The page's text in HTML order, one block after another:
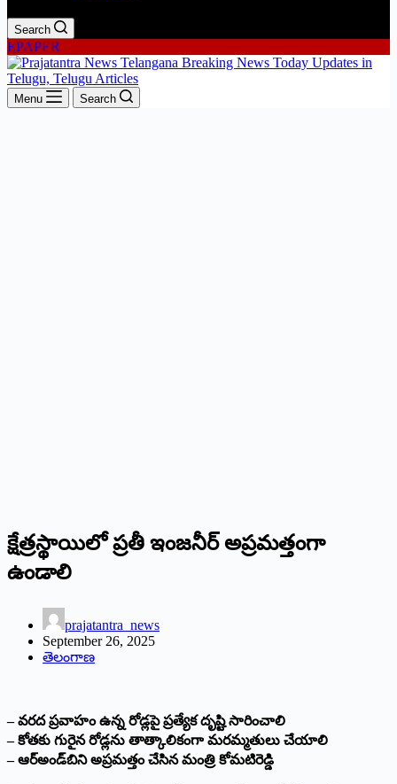
Search
EPAPER
Menu Search
క్షేత్రస్థాయిలో ప్రతీ ఇంజనీర్‌ అప్రమత్తంగా
ఉండాలి
prajatantra_news
September 26, 2025
తెలంగాణ
– వరద ప్రవాహం ఉన్న రోడ్లపై ప్రత్యేక దృష్టి సారించాలి
– కోతకు గురైన రోడ్లను తాత్కాలికంగా మరమ్మతులు చేయాలి
– ఆర్‌అండ్‌బిని అప్రమత్తం చేసిన మంత్రి కోమటిరెడ్డి